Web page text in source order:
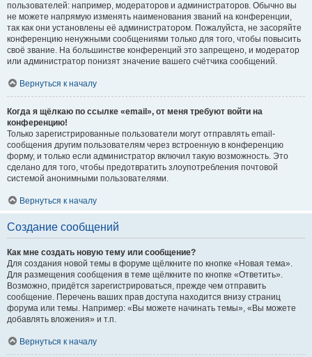
пользователей: например, модераторов и администраторов. Обычно вы
не можете напрямую изменять наименования званий на конференции,
так как они установлены её администратором. Пожалуйста, не засоряйте
конференцию ненужными сообщениями только для того, чтобы повысить
своё звание. На большинстве конференций это запрещено, и модератор
или администратор понизят значение вашего счётчика сообщений.
Вернуться к началу
Когда я щёлкаю по ссылке «email», от меня требуют войти на
конференцию!
Только зарегистрированные пользователи могут отправлять email-
сообщения другим пользователям через встроенную в конференцию
форму, и только если администратор включил такую возможность. Это
сделано для того, чтобы предотвратить злоупотребления почтовой
системой анонимными пользователями.
Вернуться к началу
Создание сообщений
Как мне создать новую тему или сообщение?
Для создания новой темы в форуме щёлкните по кнопке «Новая тема».
Для размещения сообщения в теме щёлкните по кнопке «Ответить».
Возможно, придётся зарегистрироваться, прежде чем отправить
сообщение. Перечень ваших прав доступа находится внизу страниц
форума или темы. Например: «Вы можете начинать темы», «Вы можете
добавлять вложения» и т.п.
Вернуться к началу